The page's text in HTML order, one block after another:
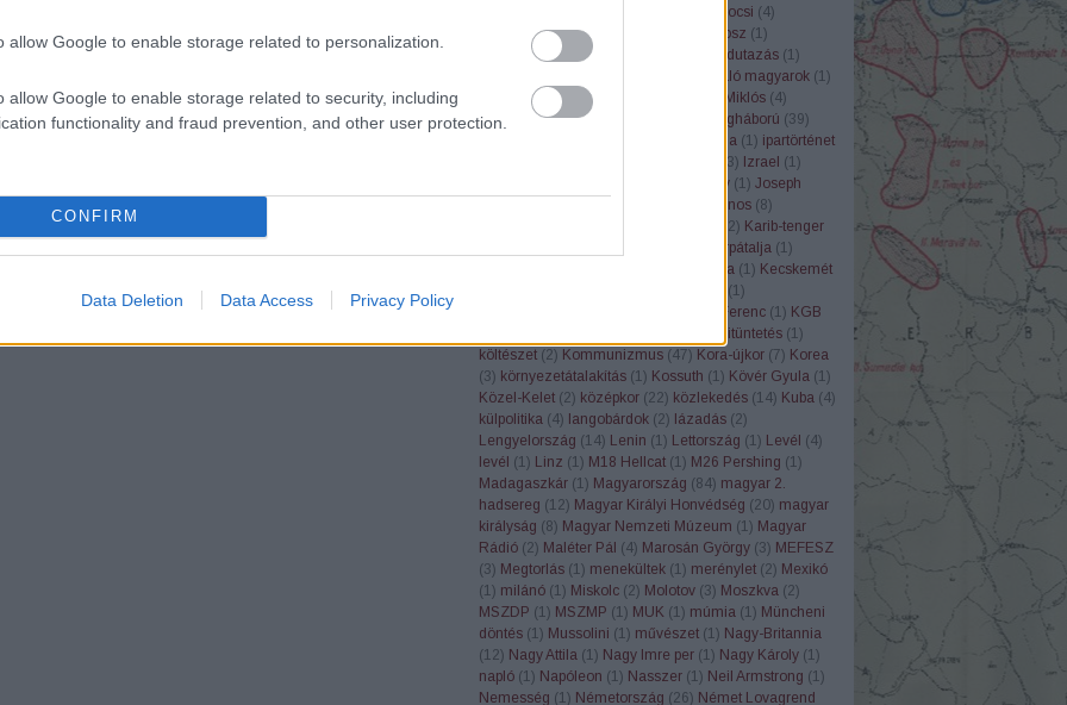
allow Google to enable storage related to personalization.
allow Google to enable storage related to security, including
functionality and fraud prevention, and other user protection.
CONFIRM
Data Deletion Data Access Privacy Policy
Harckocsi (4)
helikopter (1) Hemingway Hérodotosz (1)
hidegháború
) Holdutazás (1)
honfoglaló magyarok (1)
Hong Kong
(1 Horthy-kor Horthy Miklós (4)
Hruscsov (5) Hunyadi Mátyás I.Világháború (39)
India (1) ipartörténet
3) Izrael (1)
Jezsov (1) Joseph
Kádár János (8)
2) Karib-tenger
Kárpátalja (1)
katonanóta (1) Kecskemét
(1)
Keresztes-Fischer Ferenc (1) KGB
kitüntetés (1)
költészet (2) Kommunizmus (47) Kora-újkor (7) Korea
(3) környezetátalakítás (1) Kossuth (1) Kövér Gyula (1)
Közel-Kelet (2) középkor (22) közlekedés (14) Kuba (4)
külpolitika (4) langobárdok (2) lázadás (2)
Lengyelország (14) Lenin (1) Lettország (1) Levél (4)
levél (1) Linz (1) M18 Hellcat (1) M26 Pershing (1)
Madagaszkár (1) Magyarország (84) magyar 2.
hadsereg (12) Magyar Királyi Honvédség (20) magyar
királyság (8) Magyar Nemzeti Múzeum (1) Magyar
Rádió (2) Maléter Pál (4) Marosán György (3) MEFESZ
(3) Megtorlás (1) menekültek (1) merénylet (2) Mexikó
(1) milánó (1) Miskolc (2) Molotov (3) Moszkva (2)
MSZDP (1) MSZMP (1) MUK (1) múmia (1) Müncheni
döntés (1) Mussolini (1) művészet (1) Nagy-Britannia
(12) Nagy Attila (1) Nagy Imre per (1) Nagy Károly (1)
napló (1) Napóleon (1) Nasszer (1) Neil Armstrong (1)
Nemesség (1) Németország (26) Német Lovagrend